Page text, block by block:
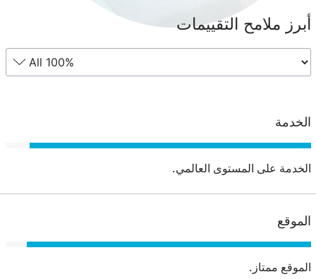
أبرز ملامح التقييمات
الخدمة
الخدمة على المستوى العالمي.
الموقع
الموقع ممتاز.